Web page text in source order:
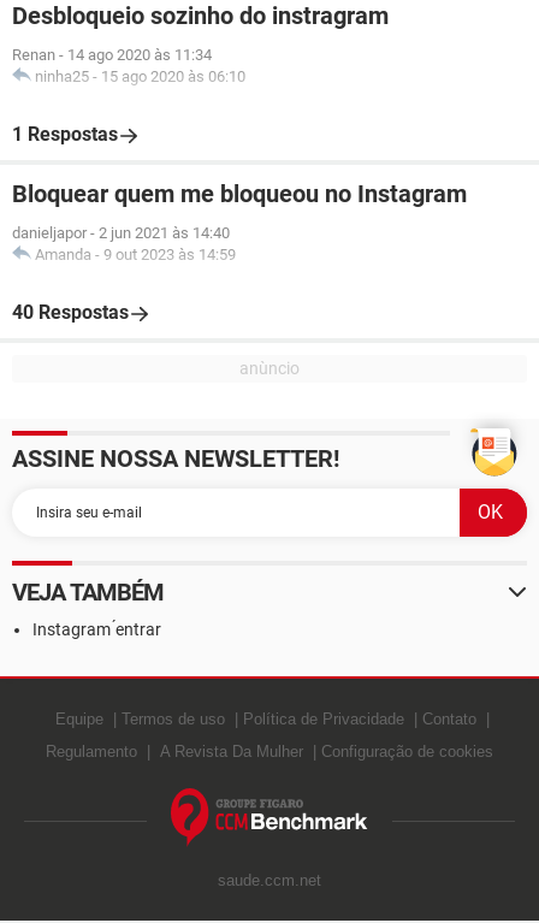
Desbloqueio sozinho do instragram
Renan - 14 ago 2020 às 11:34
ninha25 - 15 ago 2020 às 06:10
1 Respostas
Bloquear quem me bloqueou no Instagram
danieljapor - 2 jun 2021 às 14:40
Amanda - 9 out 2023 às 14:59
40 Respostas
ASSINE NOSSA NEWSLETTER!
VEJA TAMBÉM
Instagram ́entrar
Equipe Termos de uso Política de Privacidade
Contato
Regulamento
A Revista Da Mulher Configuração de cookies
saude.ccm.net